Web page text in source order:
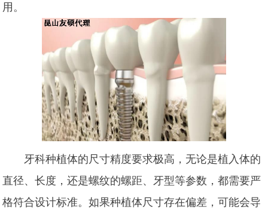
用。
牙科种植体的尺寸精度要求极高，无论是植入体的
直径、长度，还是螺纹的螺距、牙型等参数，都需要严
格符合设计标准。如果种植体尺寸存在偏差，可能会导